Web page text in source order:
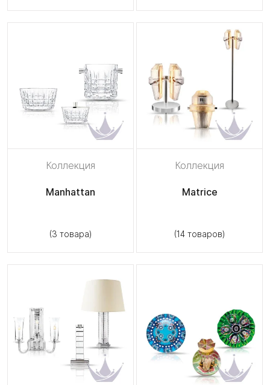
Коллекция
Manhattan
(3 товара)
Коллекция
Matrice
(14 товаров)